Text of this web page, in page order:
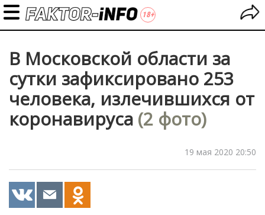
В Московской области за
сутки зафиксировано 253
человека, излечившихся от
коронавируса (2 фото)
19 мая 2020 20:50